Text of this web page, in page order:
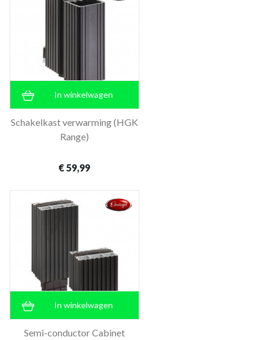
In winkelwagen
Schakelkast verwarming (HGK
Range)
€ 59,99
In winkelwagen
Semi-conductor Cabinet